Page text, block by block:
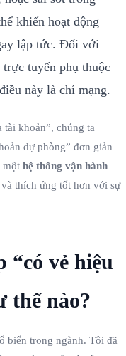
khiến hoạt động
lập tức. Đối với
tuyến phụ thuộc
này là chí mạng.
khoản”, chúng ta
dự phòng” đơn giản
một hệ thống vận hành
thích ứng tốt hơn với sự
“có vẻ hiệu
thế nào?
biến trong ngành. Tôi đã